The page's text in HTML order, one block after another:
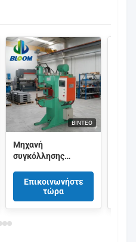
ΒΊΝΤΕΟ
Μηχανή
συγκόλλησης
αυτοματοποιημένης
αντίστασης 100KVA
με τροφοδοσία
Επικοινωνήστε
τώρα